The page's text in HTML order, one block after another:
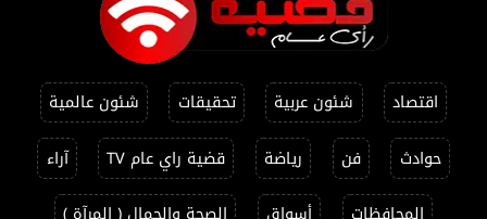
اقتصاد شئون عربية تحقيقات
شئون عالمية
حوادث
فن رياضة قضية راي عام TV
آراء